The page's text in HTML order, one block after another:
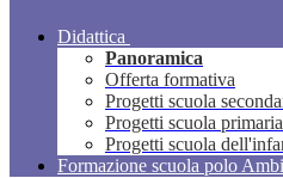
Didattica
Panoramica
Offerta formativa
Progetti scuola
Progetti scuola primaria
Progetti scuola
Formazione scuola polo